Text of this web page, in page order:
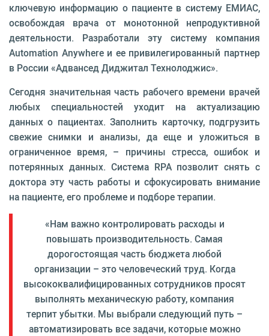
ключевую информацию о пациенте в систему ЕМИАС,
освобождая врача от монотонной непродуктивной
деятельности. Разработали эту систему компания
Automation Anywhere и ее привилегированный партнер
в России «Адвансед Диджитал Технолоджис».
Сегодня значительная часть рабочего времени врачей
любых специальностей уходит на актуализацию
данных о пациентах. Заполнить карточку, подгрузить
свежие снимки и анализы, да еще и уложиться в
ограниченное время, – причины стресса, ошибок и
потерянных данных. Система RPA позволит снять с
доктора эту часть работы и сфокусировать внимание
на пациенте, его проблеме и подборе терапии.
«Нам важно контролировать расходы и
повышать производительность. Самая
дорогостоящая часть бюджета любой
организации – это человеческий труд. Когда
высококвалифицированных сотрудников просят
выполнять механическую работу, компания
терпит убытки. Мы выбрали следующий путь –
автоматизировать все задачи, которые можно